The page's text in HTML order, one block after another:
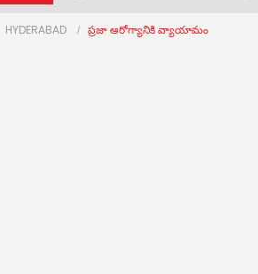
HYDERABAD ప్రజా ఆరోగ్యానికి వ్యాయామం